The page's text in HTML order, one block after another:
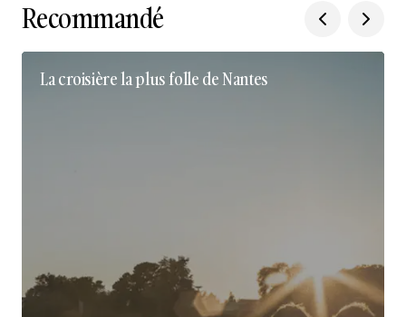
Recommandé
La croisière la plus folle de Nantes